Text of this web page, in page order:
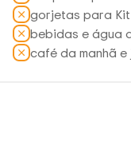
gorjetas para
bebidas e água
café da manhã